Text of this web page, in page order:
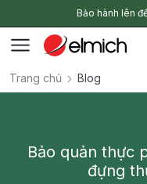
Bảo hành lên
Trang chủ Blog
Bảo quản thực
đựng